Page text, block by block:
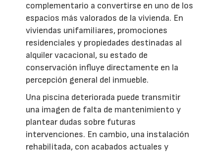
complementario a convertirse en uno de los
espacios más valorados de la vivienda. En
viviendas unifamiliares, promociones
residenciales y propiedades destinadas al
alquiler vacacional, su estado de
conservación influye directamente en la
percepción general del inmueble.
Una piscina deteriorada puede transmitir
una imagen de falta de mantenimiento y
plantear dudas sobre futuras
intervenciones. En cambio, una instalación
rehabilitada, con acabados actuales y